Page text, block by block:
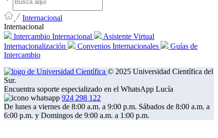
Internacional
Internacional
Intercambio Internacional
Asistente Virtual
Internacionalización
Convenios Internacionales
Guías de
Intercambio
© 2025 Universidad Científica del
Sur.
Encuentra soporte especializado en el WhatsApp Lucía
924 298 122
De lunes a viernes de 8:00 a.m. a 9:00 p.m. Sábados de 8:00 a.m. a
6:00 p.m. y Domingos de 9:00 a.m. a 1:00 p.m.